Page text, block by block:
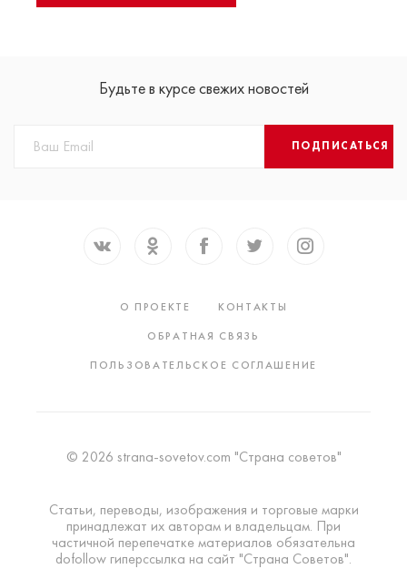
Будьте в курсе свежих новостей
ПОДПИСАТЬСЯ
О ПРОЕКТЕ
КОНТАКТЫ
ОБРАТНАЯ СВЯЗЬ
ПОЛЬЗОВАТЕЛЬСКОЕ СОГЛАШЕНИЕ
© 2026 strana-sovetov.com "Страна советов"
Статьи, переводы, изображения и торговые марки
принадлежат их авторам и владельцам. При
частичной перепечатке материалов обязательна
dofollow гиперссылка на сайт "Страна Советов".